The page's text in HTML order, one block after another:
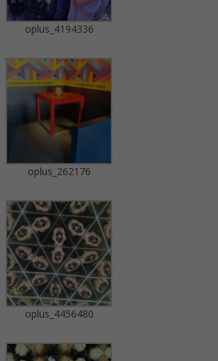
oplus_4194336
oplus_262176
oplus_4456480